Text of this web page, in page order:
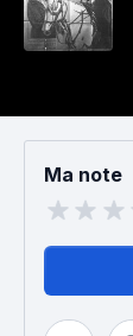
Ma note